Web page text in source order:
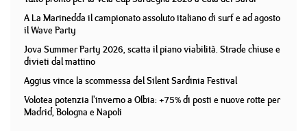
A La Marinedda il campionato assoluto italiano di surf e ad agosto
il Wave Party
Jova Summer Party 2026, scatta il piano viabilità. Strade chiuse e
divieti dal mattino
Aggius vince la scommessa del Silent Sardinia Festival
Volotea potenzia l'inverno a Olbia: +75% di posti e nuove rotte per
Madrid, Bologna e Napoli